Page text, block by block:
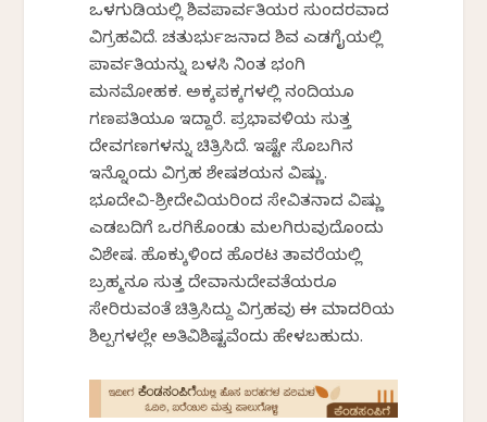
ಒಳಗುಡಿಯಲ್ಲಿ ಶಿವಪಾರ್ವತಿಯರ ಸುಂದರವಾದ
ವಿಗ್ರಹವಿದೆ. ಚತುರ್ಭುಜನಾದ ಶಿವ ಎಡಗೈಯಲ್ಲಿ
ಪಾರ್ವತಿಯನ್ನು ಬಳಸಿ ನಿಂತ ಭಂಗಿ
ಮನಮೋಹಕ. ಅಕ್ಕಪಕ್ಕಗಳಲ್ಲಿ ನಂದಿಯೂ
ಗಣಪತಿಯೂ ಇದ್ದಾರೆ. ಪ್ರಭಾವಳಿಯ ಸುತ್ತ
ದೇವಗಣಗಳನ್ನು ಚಿತ್ರಿಸಿದೆ. ಇಷ್ಟೇ ಸೊಬಗಿನ
ಇನ್ನೊಂದು ವಿಗ್ರಹ ಶೇಷಶಯನ ವಿಷ್ಣು.
ಭೂದೇವಿ-ಶ್ರೀದೇವಿಯರಿಂದ ಸೇವಿತನಾದ ವಿಷ್ಣು
ಎಡಬದಿಗೆ ಒರಗಿಕೊಂಡು ಮಲಗಿರುವುದೊಂದು
ವಿಶೇಷ. ಹೊಕ್ಕುಳಿಂದ ಹೊರಟ ತಾವರೆಯಲ್ಲಿ
ಬ್ರಹ್ಮನೂ ಸುತ್ತ ದೇವಾನುದೇವತೆಯರೂ
ಸೇರಿರುವಂತೆ ಚಿತ್ರಿಸಿದ್ದು ವಿಗ್ರಹವು ಈ ಮಾದರಿಯ
ಶಿಲ್ಪಗಳಲ್ಲೇ ಅತಿವಿಶಿಷ್ಟವೆಂದು ಹೇಳಬಹುದು.